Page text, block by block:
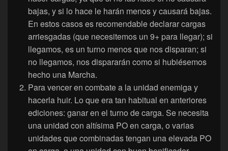
bajas, y si lo hace le harán menos y causará bajas.
En estos casos es recomendable declarar cargas
arriesgadas (que necesitemos un 9+ para llegar); si
llegamos, es un turno menos que nos disparan; si
no llegamos, nos dispararán como si hubiésemos
hecho una Marcha.
Para vencer en combate a la unidad enemiga y
hacerla huir. Lo que era tan habitual en anteriores
ediciones: ganar en el turno de carga. Se necesita
una unidad con altísima PO en carga, o varias
unidades que combinadas tengan una elevada PO